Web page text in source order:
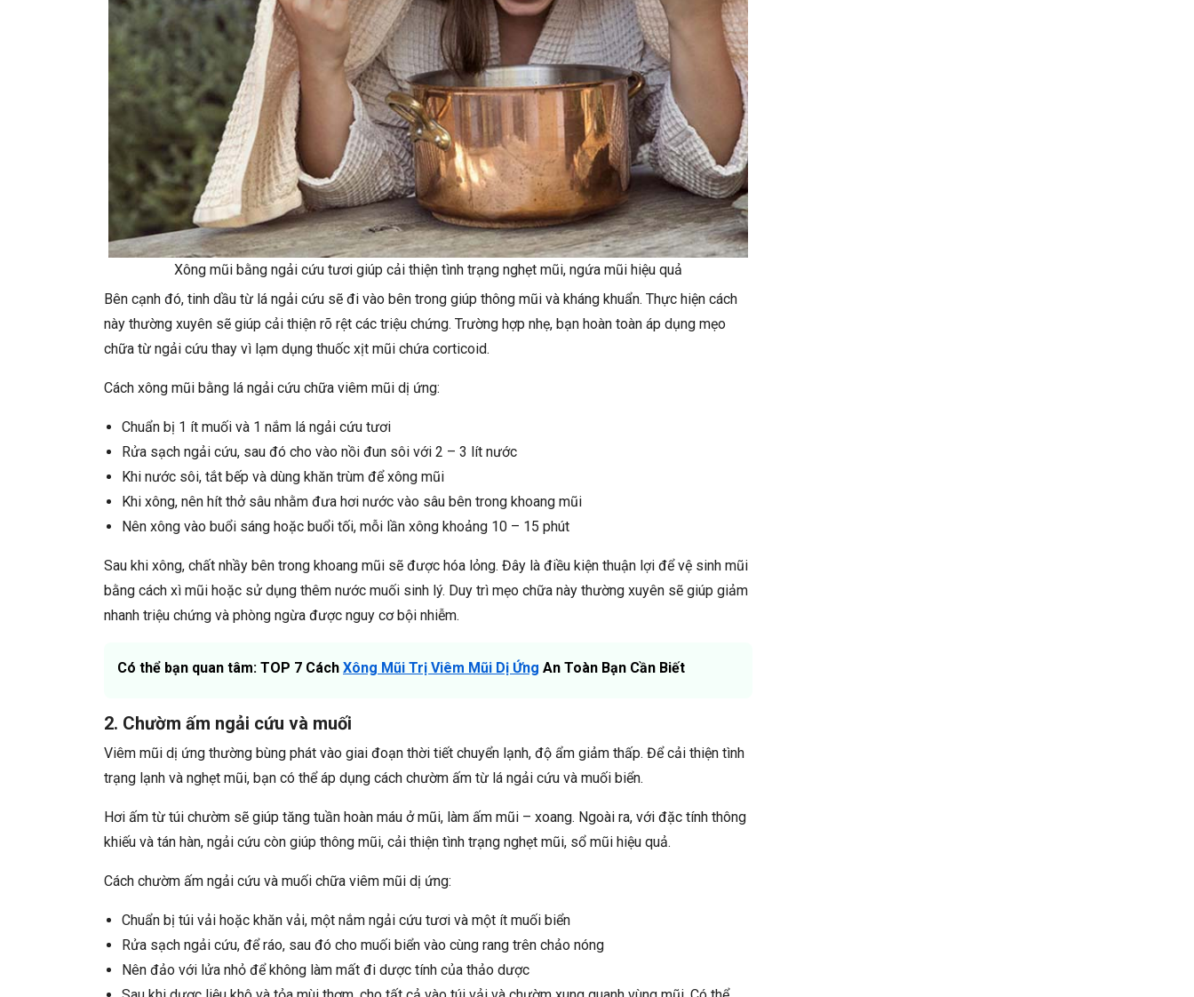
Xông mũi bằng ngải cứu tươi giúp cải thiện tình trạng nghẹt mũi, ngứa mũi hiệu quả
Bên cạnh đó, tinh dầu từ lá ngải cứu sẽ đi vào bên trong giúp thông mũi và kháng khuẩn. Thực hiện cách
này thường xuyên sẽ giúp cải thiện rõ rệt các triệu chứng. Trường hợp nhẹ, bạn hoàn toàn áp dụng mẹo
chữa từ ngải cứu thay vì lạm dụng thuốc xịt mũi chứa corticoid.
Cách xông mũi bằng lá ngải cứu chữa viêm mũi dị ứng:
Chuẩn bị 1 ít muối và 1 nắm lá ngải cứu tươi
Rửa sạch ngải cứu, sau đó cho vào nồi đun sôi với 2 – 3 lít nước
Khi nước sôi, tắt bếp và dùng khăn trùm để xông mũi
Khi xông, nên hít thở sâu nhằm đưa hơi nước vào sâu bên trong khoang mũi
Nên xông vào buổi sáng hoặc buổi tối, mỗi lần xông khoảng 10 – 15 phút
Sau khi xông, chất nhầy bên trong khoang mũi sẽ được hóa lỏng. Đây là điều kiện thuận lợi để vệ sinh mũi
bằng cách xì mũi hoặc sử dụng thêm nước muối sinh lý. Duy trì mẹo chữa này thường xuyên sẽ giúp giảm
nhanh triệu chứng và phòng ngừa được nguy cơ bội nhiễm.
Có thể bạn quan tâm: TOP 7 Cách Xông Mũi Trị Viêm Mũi Dị Ứng An Toàn Bạn Cần Biết
2. Chườm ấm ngải cứu và muối
Viêm mũi dị ứng thường bùng phát vào giai đoạn thời tiết chuyển lạnh, độ ẩm giảm thấp. Để cải thiện tình
trạng lạnh và nghẹt mũi, bạn có thể áp dụng cách chườm ấm từ lá ngải cứu và muối biển.
Hơi ấm từ túi chườm sẽ giúp tăng tuần hoàn máu ở mũi, làm ấm mũi – xoang. Ngoài ra, với đặc tính thông
khiếu và tán hàn, ngải cứu còn giúp thông mũi, cải thiện tình trạng nghẹt mũi, sổ mũi hiệu quả.
Cách chườm ấm ngải cứu và muối chữa viêm mũi dị ứng:
Chuẩn bị túi vải hoặc khăn vải, một nắm ngải cứu tươi và một ít muối biển
Rửa sạch ngải cứu, để ráo, sau đó cho muối biển vào cùng rang trên chảo nóng
Nên đảo với lửa nhỏ để không làm mất đi dược tính của thảo dược